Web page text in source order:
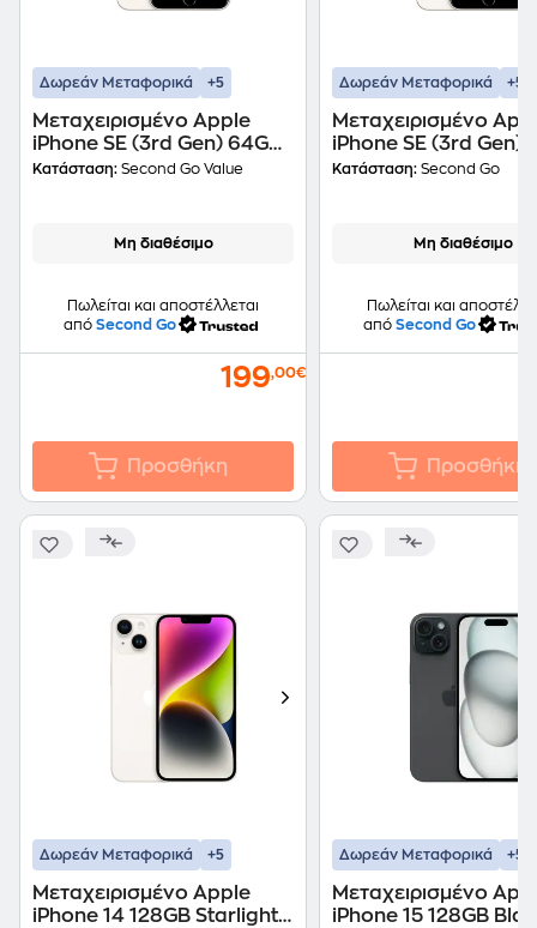
Δωρεάν Μεταφορικά +5
Μεταχειρισμένο Apple
iPhone SE (3rd Gen) 64GB
Starlight second go value
Κατάσταση: Second Go Value
Μη διαθέσιμο
Πωλείται και αποστέλλεται
από Second Go
199,00€
Προσθήκη
Δωρεάν Μεταφορικά +5
Μεταχειρισμένο
iPhone SE (3rd Gen)
Starlight second go
Κατάσταση: Second Go
Μη διαθέσιμο
Πωλείται και
από Second Go
Προσθήκη
Δωρεάν Μεταφορικά +5
Μεταχειρισμένο Apple
iPhone 14 128GB Starlight
Δωρεάν Μεταφορικά +5
Μεταχειρισμένο
iPhone 15 128GB